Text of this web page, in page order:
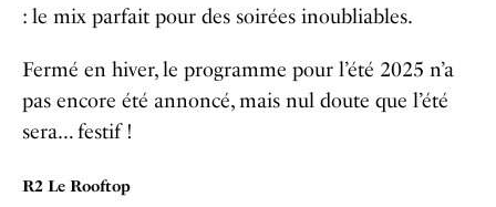
: le mix parfait pour des soirées inoubliables.
Fermé en hiver, le programme pour l’été 2025 n’a
pas encore été annoncé, mais nul doute que l’été
sera… festif !
R2 Le Rooftop